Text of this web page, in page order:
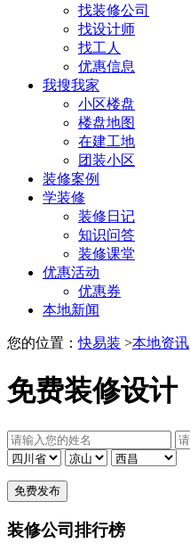
找装修公司
找设计师
找工人
优惠信息
我搜我家
小区楼盘
楼盘地图
在建工地
团装小区
装修案例
学装修
装修日记
知识问答
装修课堂
优惠活动
优惠券
本地新闻
您的位置：快易装 >本地资讯
免费装修设计
装修公司排行榜